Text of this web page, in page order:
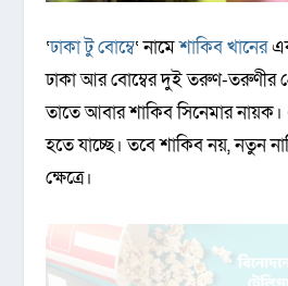
‘ঢাকা টু বোম্বে‘ নামেশাকিব খানের
ঢাকা আর বোম্বের দুই তরুণ-তরুণীর
তাতে আবার শাকিব সিনেমার
হতে যাচ্ছে। তবে শাকিব নয়, নতুন
ক্ষেত্রে।